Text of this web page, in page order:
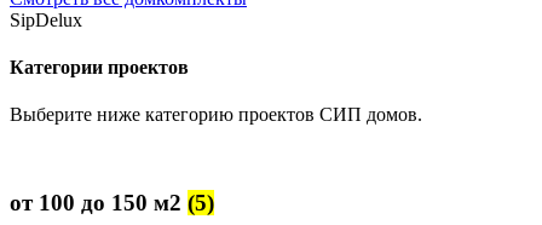
SipDelux
Категории проектов
Выберите ниже категорию проектов СИП домов.
от 100 до 150 м2 (5)